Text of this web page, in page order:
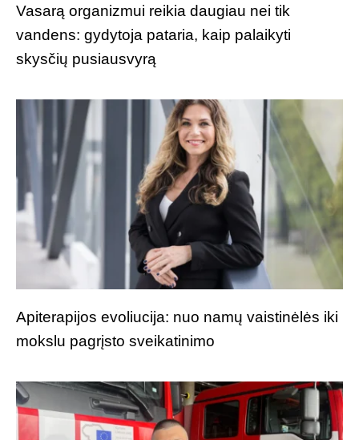
Vasarą organizmui reikia daugiau nei tik
vandens: gydytoja pataria, kaip palaikyti
skysčių pusiausvyrą
Apiterapijos evoliucija: nuo namų vaistinėlės iki
mokslu pagrįsto sveikatinimo